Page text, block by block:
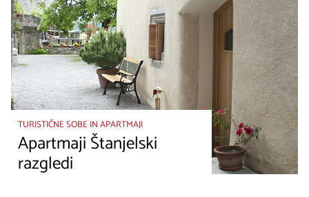
TURISTIČNE SOBE IN APARTMAJI
Apartmaji Štanjelski
razgledi